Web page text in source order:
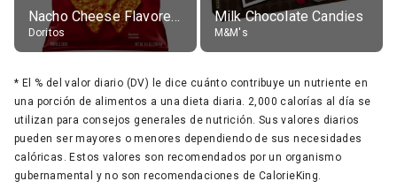
Nacho Cheese Flavored Tortilla Chips
Doritos
Milk Chocolate Candies
M&M's
* El % del valor diario (DV) le dice cuánto contribuye un nutriente en
una porción de alimentos a una dieta diaria. 2,000 calorías al día se
utilizan para consejos generales de nutrición. Sus valores diarios
pueden ser mayores o menores dependiendo de sus necesidades
calóricas. Estos valores son recomendados por un organismo
gubernamental y no son recomendaciones de CalorieKing.